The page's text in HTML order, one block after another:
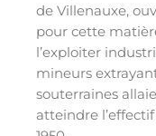
de Villenauxe,
pour cette
l’exploiter
mineurs
souterraines
atteindre